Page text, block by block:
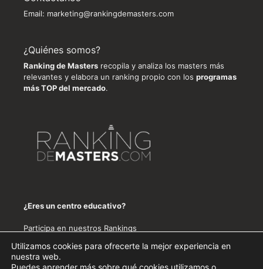
Email: marketing@rankingdemasters.com
¿Quiénes somos?
Ranking de Masters recopila y analiza los masters más
relevantes y elabora un ranking propio con los programas
más TOP del mercado.
¿Eres un centro educativo?
Participa en nuestros Rankings
Política de privacidad-Aviso legal
Utilizamos cookies para ofrecerte la mejor experiencia en
nuestra web.
Puedes aprender más sobre qué cookies utilizamos o